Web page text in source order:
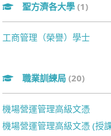
聖方濟各大學 (1)
工商管理（榮譽）學士
職業訓練局 (20)
機場營運管理高級文憑
機場營運管理高級文憑 (授